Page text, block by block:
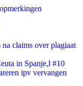
claims over plagiaat
in Spanje,l #10
ipv vervangen